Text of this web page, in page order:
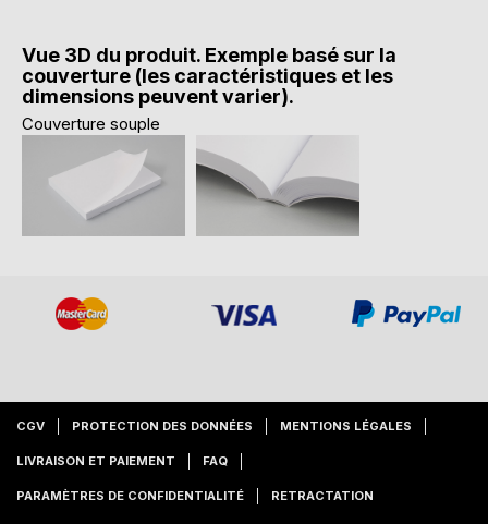
Vue 3D du produit. Exemple basé sur la
couverture (les caractéristiques et les
dimensions peuvent varier).
Couverture souple
CGV PROTECTION DES DONNÉES MENTIONS LÉGALES
LIVRAISON ET PAIEMENT FAQ
PARAMÈTRES DE CONFIDENTIALITÉ RETRACTATION